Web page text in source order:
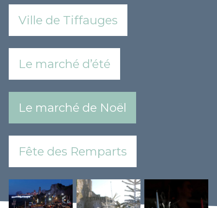
Ville de Tiffauges
Le marché d’été
Le marché de Noël
Fête des Remparts